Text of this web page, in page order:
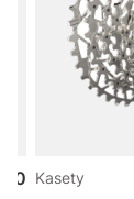
Kasety